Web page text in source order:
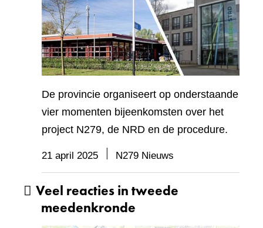
De provincie organiseert op onderstaande
vier momenten bijeenkomsten over het
project N279, de NRD en de procedure.
21 april 2025 N279 Nieuws
Veel reacties in tweede
meedenkronde